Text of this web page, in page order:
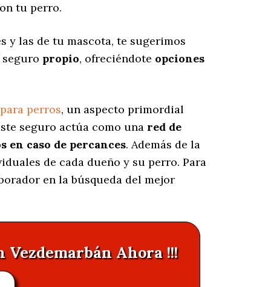
tu perro.
y las de tu mascota, te sugerimos
propio, ofreciéndote opciones
perros, un aspecto primordial
seguro actúa como una red de
caso de percances. Además de la
de cada dueño y su perro. Para
en la búsqueda del mejor
Vezdemarbán Ahora !!!